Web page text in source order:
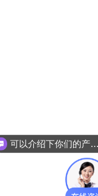
可以介绍下你们的